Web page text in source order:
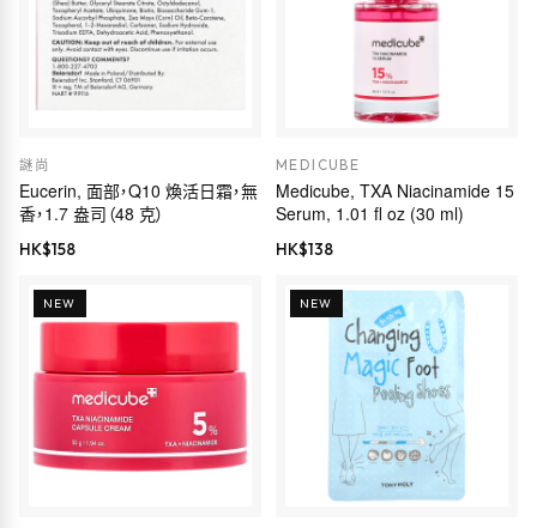
謎尚
Eucerin, 面部，Q10 煥活日霜，無
香，1.7 盎司（48 克）
HK$158
MEDICUBE
Medicube, TXA Niacinamide 15
Serum, 1.01 fl oz (30 ml)
HK$138
NEW NEW